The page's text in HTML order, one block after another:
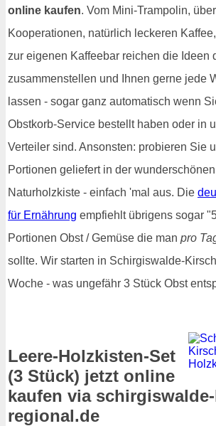
online kaufen. Vom Mini-Trampolin,
Kooperationen, natürlich leckeren
zur eigenen Kaffeebar reichen die Ideen
zusammenstellen und Ihnen gerne jede
lassen - sogar ganz automatisch wenn
Obstkorb-Service bestellt haben oder in
Verteiler sind. Ansonsten: probieren Sie
Portionen geliefert in der
Naturholzkiste - einfach 'mal aus. Die
für Ernährung empfiehlt übrigens sogar
Portionen Obst / Gemüse die man pro
sollte. Wir starten in Schirgiswalde-
Woche - was ungefähr 3 Stück Obst
Leere-Holzkisten-Set
(3 Stück) jetzt online
kaufen via
regional.de